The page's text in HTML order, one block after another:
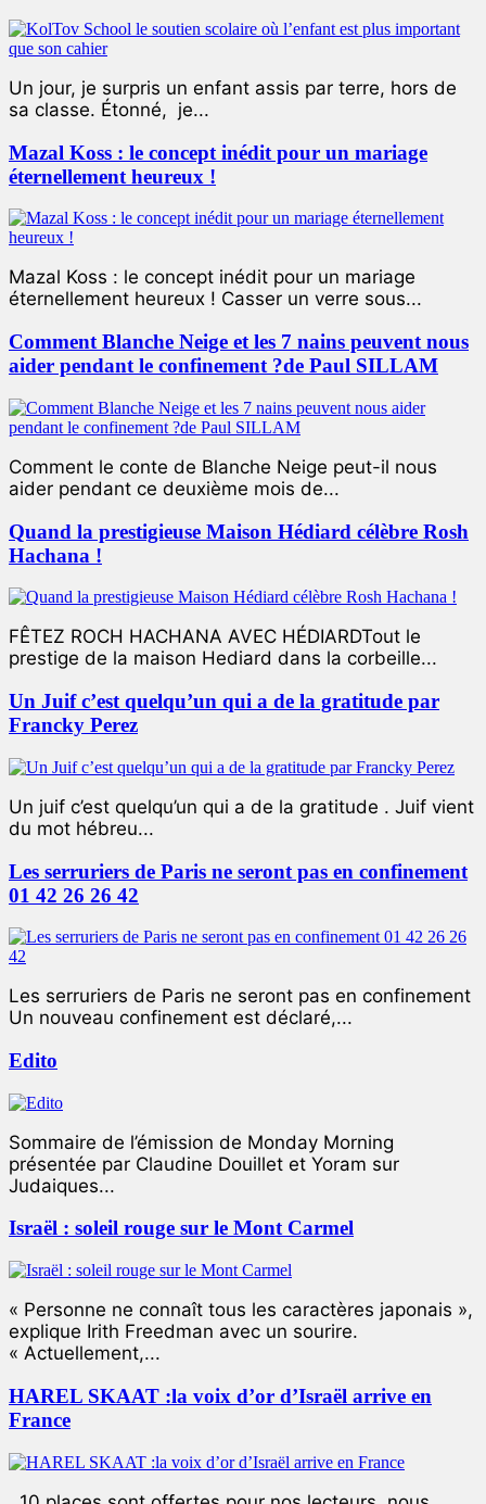
Un jour, je surpris un enfant assis par terre, hors de
sa classe. Étonné, je...
Mazal Koss : le concept inédit pour un mariage
éternellement heureux !
Mazal Koss : le concept inédit pour un mariage
éternellement heureux ! Casser un verre sous...
Comment Blanche Neige et les 7 nains peuvent nous
aider pendant le confinement ?de Paul SILLAM
Comment le conte de Blanche Neige peut-il nous
aider pendant ce deuxième mois de...
Quand la prestigieuse Maison Hédiard célèbre Rosh
Hachana !
FÊTEZ ROCH HACHANA AVEC HÉDIARDTout le
prestige de la maison Hediard dans la corbeille...
Un Juif c’est quelqu’un qui a de la gratitude par
Francky Perez
Un juif c’est quelqu’un qui a de la gratitude . Juif vient
du mot hébreu...
Les serruriers de Paris ne seront pas en confinement
01 42 26 26 42
Les serruriers de Paris ne seront pas en confinement
Un nouveau confinement est déclaré,...
Edito
Sommaire de l’émission de Monday Morning
présentée par Claudine Douillet et Yoram sur
Judaiques...
Israël : soleil rouge sur le Mont Carmel
« Personne ne connaît tous les caractères japonais »,
explique Irith Freedman avec un sourire.
« Actuellement,...
HAREL SKAAT :la voix d’or d’Israël arrive en
France